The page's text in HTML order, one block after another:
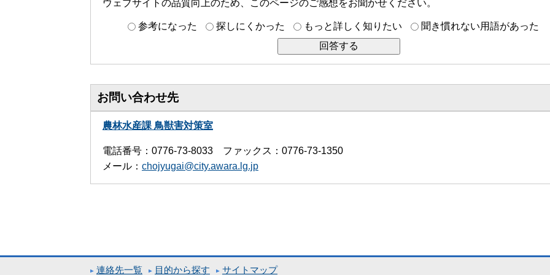
ウェブサイトの品質向上のため、このページのご感想をお聞かせください。
参考になった 探しにくかった もっと詳しく知りたい 聞き慣れない用語があった
お問い合わせ先
農林水産課 鳥獣害対策室
電話番号：0776-73-8033 ファックス：0776-73-1350
メール： chojyugai@city.awara.lg.jp
連絡先一覧 目的から探す サイトマップ